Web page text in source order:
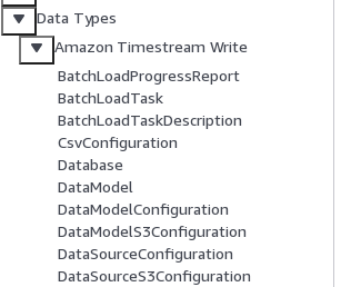
Data Types
Amazon Timestream Write
BatchLoadProgressReport
BatchLoadTask
BatchLoadTaskDescription
CsvConfiguration
Database
DataModel
DataModelConfiguration
DataModelS3Configuration
DataSourceConfiguration
DataSourceS3Configuration